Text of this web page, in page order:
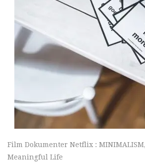
Film Dokumenter Netflix :
Meaningful Life